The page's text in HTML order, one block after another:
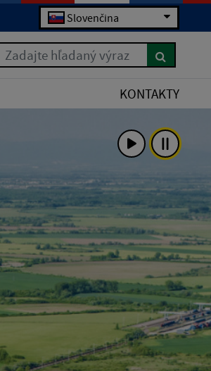
Slovenčina
Zadajte hľadaný výraz
KONTAKTY